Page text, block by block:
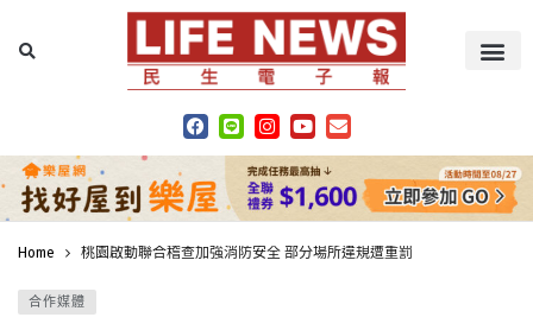
Home 桃園啟動聯合稽查加強消防安全 部分場所違規遭重罰
合作媒體